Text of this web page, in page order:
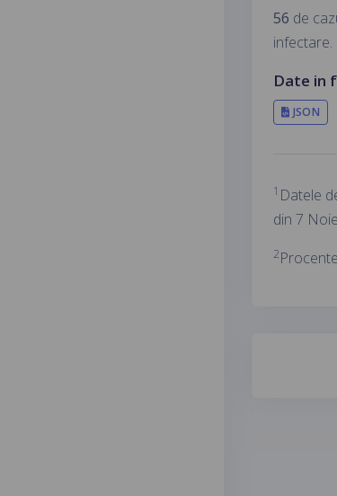
56 de
infectare.
Date in
JSON
1 Datele
din 7
2